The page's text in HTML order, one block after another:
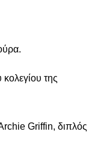
της
Griffin, διπλός